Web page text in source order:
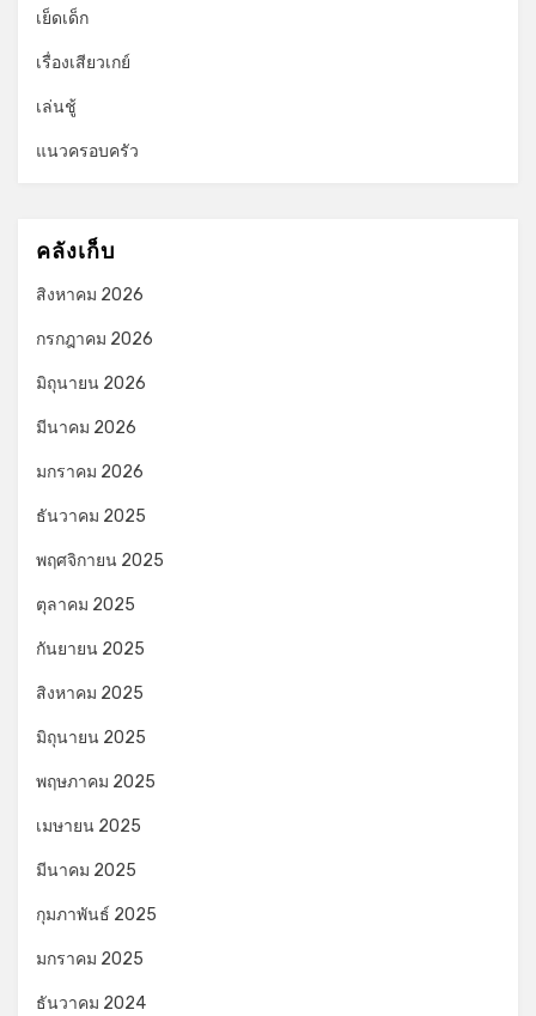
เย็ดเด็ก
เรื่องเสียวเกย์
เล่นชู้
แนวครอบครัว
คลังเก็บ
สิงหาคม 2026
กรกฎาคม 2026
มิถุนายน 2026
มีนาคม 2026
มกราคม 2026
ธันวาคม 2025
พฤศจิกายน 2025
ตุลาคม 2025
กันยายน 2025
สิงหาคม 2025
มิถุนายน 2025
พฤษภาคม 2025
เมษายน 2025
มีนาคม 2025
กุมภาพันธ์ 2025
มกราคม 2025
ธันวาคม 2024